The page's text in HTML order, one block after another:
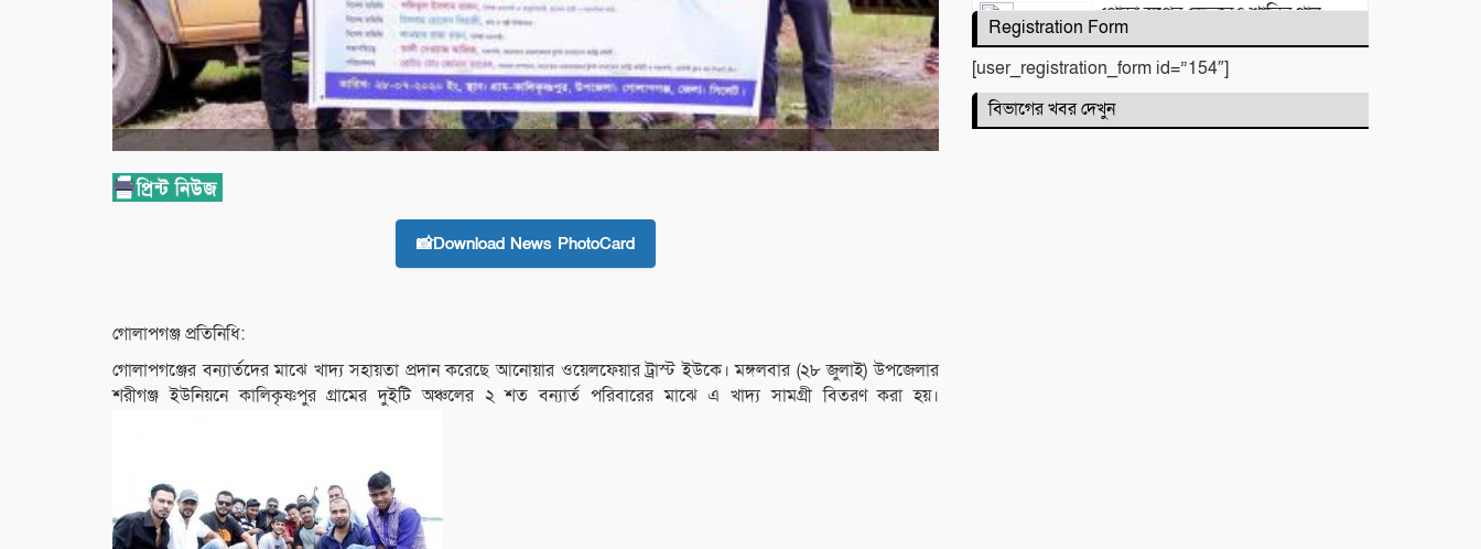
📸Download News PhotoCard
গোলাপগঞ্জ প্রতিনিধি:
গোলাপগঞ্জের বন্যার্তদের মাঝে খাদ্য সহায়তা প্রদান করেছে আনোয়ার ওয়েলফেয়ার ট্রাস্ট ইউকে। মঙ্গলবার (২৮ জুলাই) উপজেলার
শরীগঞ্জ ইউনিয়নে কালিকৃষ্ণপুর গ্রামের দুইটি অঞ্চলের ২ শত বন্যার্ত পরিবারের মাঝে এ খাদ্য সামগ্রী বিতরণ করা হয়।
পোড়া স্বপ্নের ভেতরেও শান্তির গান
গাইলেন রাহুল আনন্দ
Registration Form
[user_registration_form id=”154″]
বিভাগের খবর দেখুন